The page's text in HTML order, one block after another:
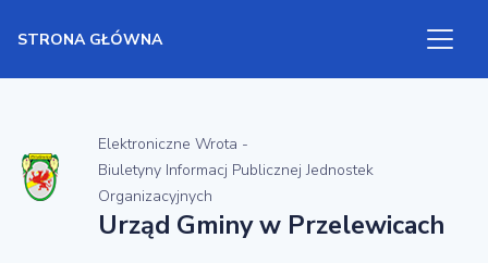
STRONA GŁÓWNA
Elektroniczne Wrota -
Biuletyny Informacj Publicznej Jednostek
Organizacyjnych
Urząd Gminy w Przelewicach